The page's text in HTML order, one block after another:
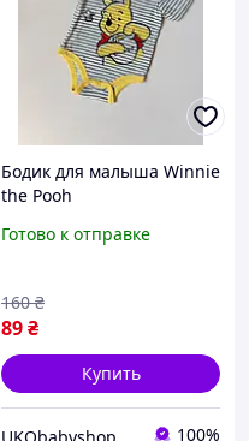
Бодик для малыша Winnie
the Pooh
Готово к отправке
89₴
160 ₴
Купить
UKObabyshop 100%